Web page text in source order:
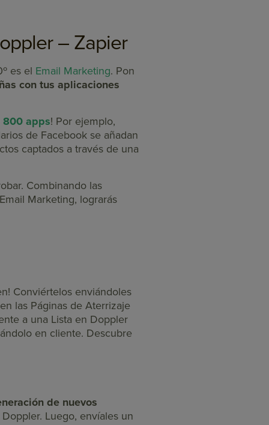
– Zapier
es el Email Marketing. Pon
con tus aplicaciones
800 apps! Por ejemplo,
de Facebook se añadan
captados a través de una
Combinando las
Marketing, lograrás
Conviértelos enviándoles
las Páginas de Aterrizaje
a una Lista en Doppler
en cliente. Descubre
de nuevos
Luego, envíales un